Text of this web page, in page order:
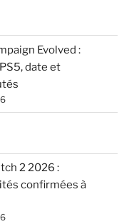
Evolved :
date et
2 2026 :
confirmées à